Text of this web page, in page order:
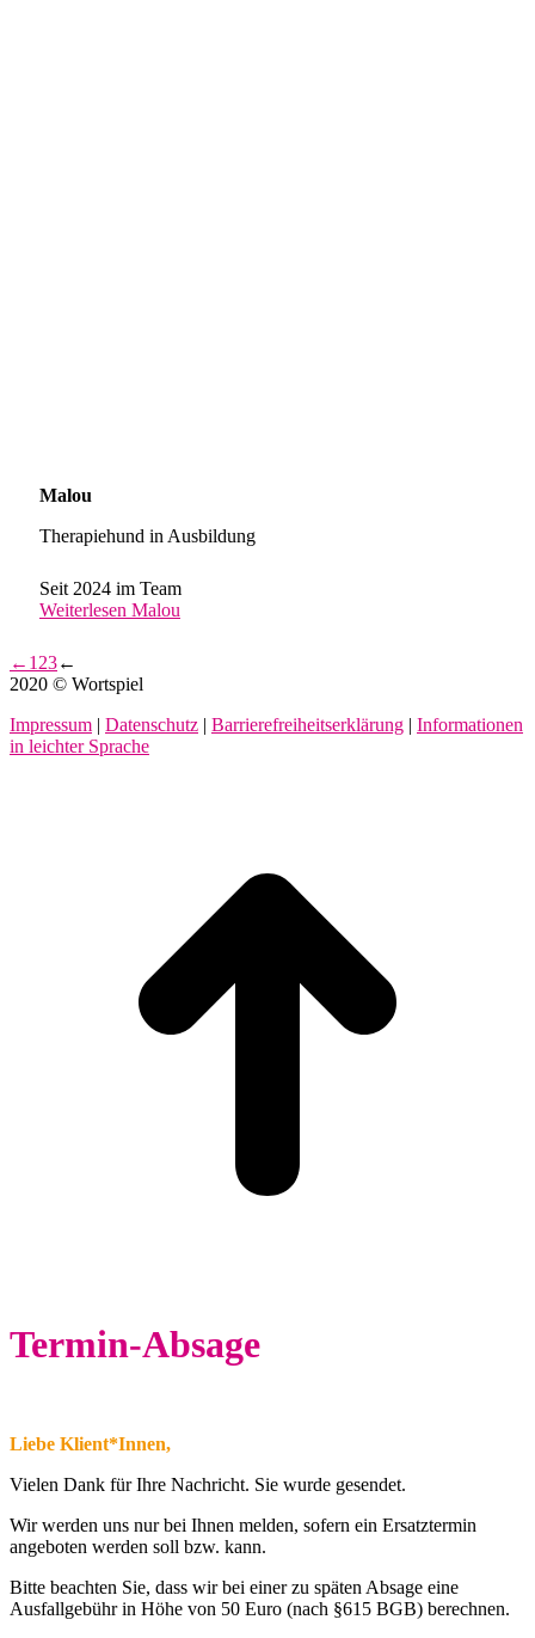
Malou
Therapiehund in Ausbildung
Seit 2024 im Team
Weiterlesen Malou
← 1 23←
2020 © Wortspiel
Impressum | Datenschutz | Barrierefreiheitserklärung | Informationen
in leichter Sprache
Termin-Absage
Liebe Klient*Innen,
Vielen Dank für Ihre Nachricht. Sie wurde gesendet.
Wir werden uns nur bei Ihnen melden, sofern ein Ersatztermin
angeboten werden soll bzw. kann.
Bitte beachten Sie, dass wir bei einer zu späten Absage eine
Ausfallgebühr in Höhe von 50 Euro (nach §615 BGB) berechnen.